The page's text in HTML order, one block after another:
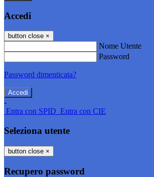
Accedi
button close ×
Nome Utente
Password
Password dimenticata?
-
Entra con SPID Entra con CIE
Seleziona utente
button close ×
Recupero password